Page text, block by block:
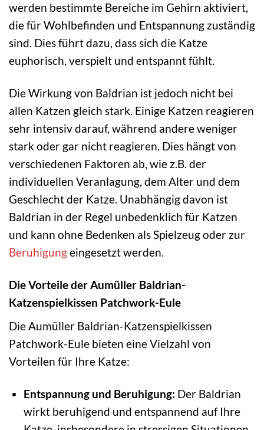
werden bestimmte Bereiche im Gehirn aktiviert,
die für Wohlbefinden und Entspannung zuständig
sind. Dies führt dazu, dass sich die Katze
euphorisch, verspielt und entspannt fühlt.
Die Wirkung von Baldrian ist jedoch nicht bei
allen Katzen gleich stark. Einige Katzen reagieren
sehr intensiv darauf, während andere weniger
stark oder gar nicht reagieren. Dies hängt von
verschiedenen Faktoren ab, wie z.B. der
individuellen Veranlagung, dem Alter und dem
Geschlecht der Katze. Unabhängig davon ist
Baldrian in der Regel unbedenklich für Katzen
und kann ohne Bedenken als Spielzeug oder zur
Beruhigungeingesetzt werden.
Die Vorteile der Aumüller Baldrian-
Katzenspielkissen Patchwork-Eule
Die Aumüller Baldrian-Katzenspielkissen
Patchwork-Eule bieten eine Vielzahl von
Vorteilen für Ihre Katze:
Entspannung und Beruhigung: Der Baldrian
wirkt beruhigend und entspannend auf Ihre